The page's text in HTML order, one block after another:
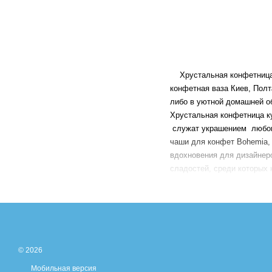
Хрустальная
конфетная ваза Киев,
либо в уютной домашней
Хрустальная конфетница
служат украшением
чаши для конфет Bohemia,
вдохновения для
сладостей, среди
конфетные вазочки
Запорожье, Кривой Рог,
© 2026
Мобильная версия